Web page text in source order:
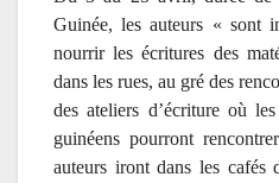
Guinée, les auteurs « sont
nourrir les écritures des
dans les rues, au gré des
des ateliers d’écriture où
guinéens pourront
auteurs iront dans les cafés